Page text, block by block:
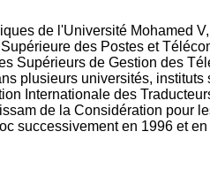
de l'Université Mohamed
des Postes et
Supérieurs de Gestion des
plusieurs universités,
Internationale des
de la Considération pour
successivement en 1996 et en